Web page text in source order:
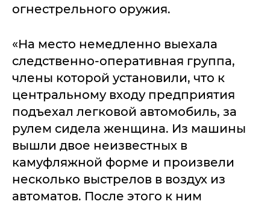
огнестрельного оружия.
«На место немедленно выехала
следственно-оперативная группа,
члены которой установили, что к
центральному входу предприятия
подъехал легковой автомобиль, за
рулем сидела женщина. Из машины
вышли двое неизвестных в
камуфляжной форме и произвели
несколько выстрелов в воздух из
автоматов. После этого к ним